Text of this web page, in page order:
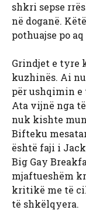
shkri sepse
në doganë.
pothuajse po
Grindjet e tyre
kuzhinës. Ai
për ushqimin
Ata vijnë nga
nuk kishte
Bifteku
është faji i
Big Gay
mjaftueshëm
kritikë me të
të shkëlqyera.